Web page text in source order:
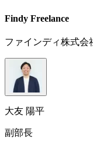
Findy Freelance
ファインディ株式会
大友 陽平
副部長